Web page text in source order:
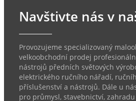
Navštivte nás v
Provozujeme specializovaný
velkoobchodní prodej
nástrojů předních světových
elektrického ručního nářadí,
příslušenství a nástrojů. Dále u
pro průmysl, stavebnictví,